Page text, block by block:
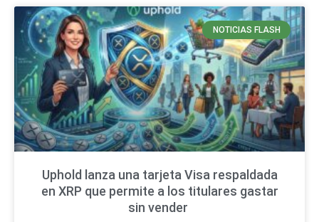
NOTICIAS FLASH
Uphold lanza una tarjeta Visa respaldada
en XRP que permite a los titulares gastar
sin vender